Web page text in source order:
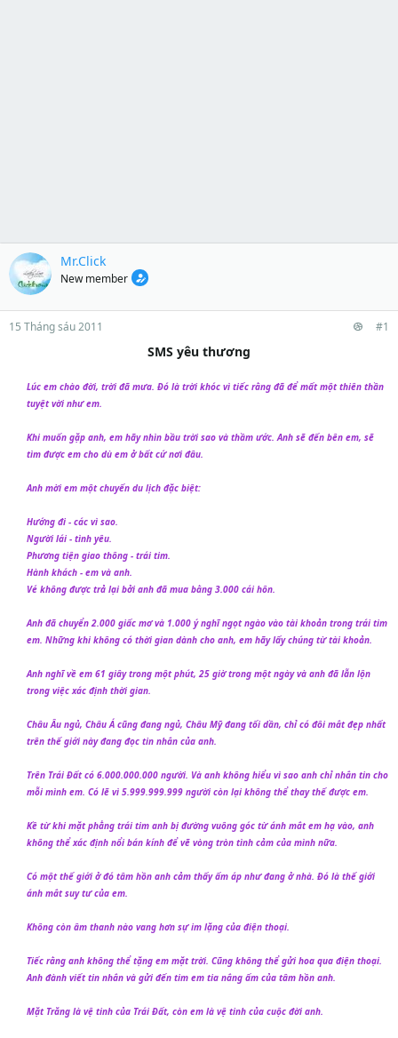
Mr.Click
New member
15 Tháng sáu 2011 #1
SMS yêu thương
Lúc em chào đời, trời đã mưa. Đó là trời khóc vì tiếc rằng đã để mất một thiên thần
tuyệt vời như em.
Khi muốn gặp anh, em hãy nhìn bầu trời sao và thầm ước. Anh sẽ đến bên em, sẽ
tìm được em cho dù em ở bất cứ nơi đâu.
Anh mời em một chuyến du lịch đặc biệt:
Hướng đi - các vì sao.
Người lái - tình yêu.
Phương tiện giao thông - trái tim.
Hành khách - em và anh.
Vé không được trả lại bởi anh đã mua bằng 3.000 cái hôn.
Anh đã chuyển 2.000 giấc mơ và 1.000 ý nghĩ ngọt ngào vào tài khoản trong trái tim
em. Những khi không có thời gian dành cho anh, em hãy lấy chúng từ tài khoản.
Anh nghĩ về em 61 giây trong một phút, 25 giờ trong một ngày và anh đã lẫn lộn
trong việc xác định thời gian.
Châu Âu ngủ, Châu Á cũng đang ngủ, Châu Mỹ đang tối dần, chỉ có đôi mắt đẹp nhất
trên thế giới này đang đọc tin nhắn của anh.
Trên Trái Đất có 6.000.000.000 người. Và anh không hiểu vì sao anh chỉ nhắn tin cho
mỗi mình em. Có lẽ vì 5.999.999.999 người còn lại không thể thay thế được em.
Kề từ khi mặt phẳng trái tim anh bị đường vuông góc từ ánh mắt em hạ vào, anh
không thể xác định nổi bán kính để vẽ vòng tròn tình cảm của mình nữa.
Có một thế giới ở đó tâm hồn anh cảm thấy ấm áp như đang ở nhà. Đó là thế giới
ánh mắt suy tư của em.
Không còn âm thanh nào vang hơn sự im lặng của điện thoại.
Tiếc rằng anh không thể tặng em mặt trời. Cũng không thể gửi hoa qua điện thoại.
Anh đành viết tin nhắn và gửi đến tim em tia nắng ấm của tâm hồn anh.
Mặt Trăng là vệ tinh của Trái Đất, còn em là vệ tinh của cuộc đời anh.